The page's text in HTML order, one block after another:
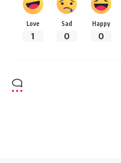
Love
1
Sad
0
Happy
0